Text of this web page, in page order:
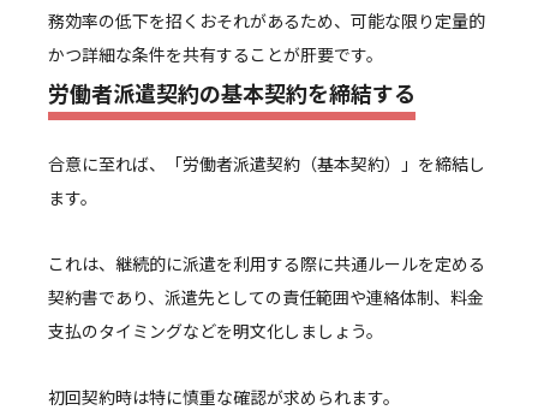
務効率の低下を招くおそれがあるため、可能な限り定量的
かつ詳細な条件を共有することが肝要です。
労働者派遣契約の基本契約を締結する
合意に至れば、「労働者派遣契約（基本契約）」を締結し
ます。
これは、継続的に派遣を利用する際に共通ルールを定める
契約書であり、派遣先としての責任範囲や連絡体制、料金
支払のタイミングなどを明文化しましょう。
初回契約時は特に慎重な確認が求められます。